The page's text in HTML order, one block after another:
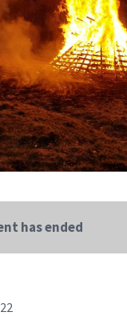
has ended